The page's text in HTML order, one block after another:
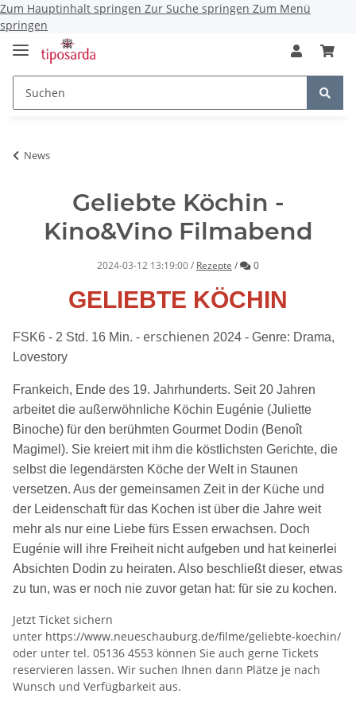
Zum Hauptinhalt springen Zur Suche springen Zum Menü
springen
News
Geliebte Köchin -
Kino&Vino Filmabend
2024-03-12 13:19:00/ Rezepte / Kommentare
0
GELIEBTE KÖCHIN
FSK6 - 2 Std. 16 Min. - erschienen 2024 - Genre: Drama,
Lovestory
Frankeich, Ende des 19. Jahrhunderts. Seit 20 Jahren
arbeitet die außerwöhnliche Köchin Eugénie (Juliette
Binoche) für den berühmten Gourmet Dodin (Benoît
Magimel). Sie kreiert mit ihm die köstlichsten Gerichte, die
selbst die legendärsten Köche der Welt in Staunen
versetzen. Aus der gemeinsamen Zeit in der Küche und
der Leidenschaft für das Kochen ist über die Jahre weit
mehr als nur eine Liebe fürs Essen erwachsen. Doch
Eugénie will ihre Freiheit nicht aufgeben und hat keinerlei
Absichten Dodin zu heiraten. Also beschließt dieser, etwas
zu tun, was er noch nie zuvor getan hat: für sie zu kochen.
Jetzt Ticket sichern
unter https://www.neueschauburg.de/filme/geliebte-koechin/
oder unter tel. 05136 4553 können Sie auch gerne Tickets
reservieren lassen. Wir suchen Ihnen dann Plätze je nach
Wunsch und Verfügbarkeit aus.